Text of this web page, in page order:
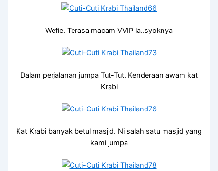
Wefie. Terasa macam VVIP la..syoknya
Dalam perjalanan jumpa Tut-Tut. Kenderaan awam kat
Krabi
Kat Krabi banyak betul masjid. Ni salah satu masjid yang
kami jumpa